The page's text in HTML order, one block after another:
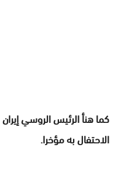
كما هنأ الرئيس الروسي
الاحتفال به مؤخرا.